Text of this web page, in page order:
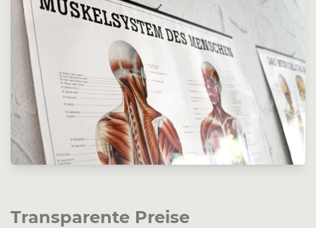
Transparente Preise